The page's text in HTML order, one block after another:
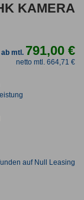
KAMERA
ab mtl. 791,00 €
netto mtl. 664,71 €
auf Null Leasing